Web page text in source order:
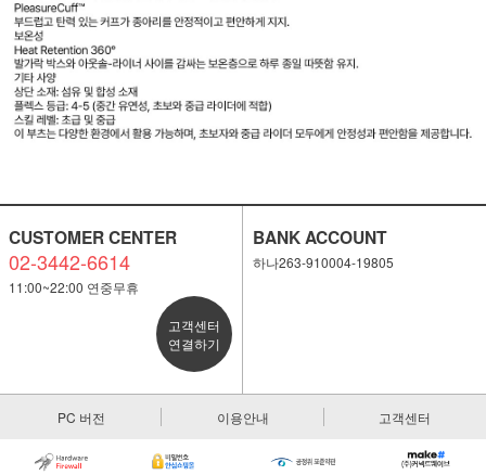
CUSTOMER CENTER
02-3442-6614
11:00~22:00 연중무휴
고객센터
연결하기
BANK ACCOUNT
하나263-910004-19805
PC 버전 이용안내 고객센터